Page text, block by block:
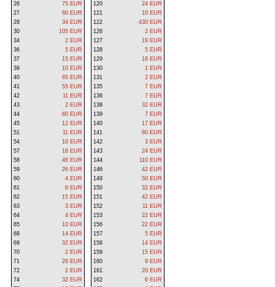
26
75 EUR
27
60 EUR
28
34 EUR
30
105 EUR
34
2 EUR
36
5 EUR
37
15 EUR
38
10 EUR
40
65 EUR
41
55 EUR
42
11 EUR
43
2 EUR
44
60 EUR
45
12 EUR
51
11 EUR
54
10 EUR
57
18 EUR
58
46 EUR
59
26 EUR
60
4 EUR
61
6 EUR
62
15 EUR
63
3 EUR
64
4 EUR
65
10 EUR
68
14 EUR
69
32 EUR
70
2 EUR
71
26 EUR
72
2 EUR
74
32 EUR
120
24 EUR
121
10 EUR
122
430 EUR
126
2 EUR
127
19 EUR
128
5 EUR
129
16 EUR
130
1 EUR
131
2 EUR
135
7 EUR
136
7 EUR
138
32 EUR
139
7 EUR
140
17 EUR
141
60 EUR
142
3 EUR
143
24 EUR
144
110 EUR
146
42 EUR
149
50 EUR
150
32 EUR
151
42 EUR
152
11 EUR
153
22 EUR
156
22 EUR
157
5 EUR
158
14 EUR
159
15 EUR
160
9 EUR
161
20 EUR
162
6 EUR